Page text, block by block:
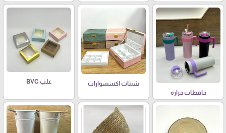
حافظات حرارة
شنتات اكسسوارات علب BVC